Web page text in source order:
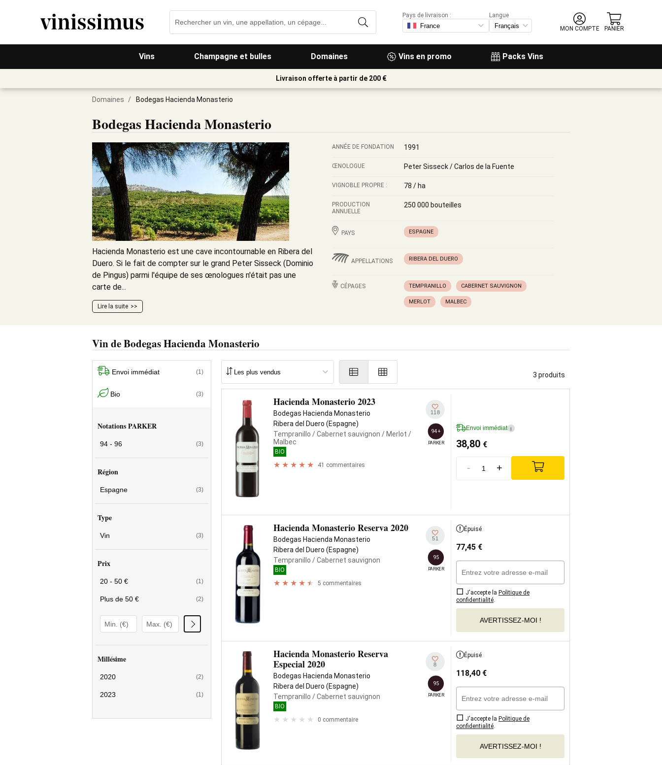
Vins Champagne et bulles Domaines Vins en promo Packs Vins
Pays de livraison :
Langue
MON COMPTE
PANIER
Livraison offerte à partir de 200 €
Domaines / Bodegas Hacienda Monasterio
Bodegas Hacienda Monasterio
Hacienda Monasterio est une cave incontournable en Ribera del
Duero. Si le fait de compter sur le grand Peter Sisseck (Dominio
de Pingus) parmi l'équipe de ses œnologues n'était pas une
carte de...
Lire la suite
ANNÉE DE FONDATION 1991
ŒNOLOGUE Peter Sisseck / Carlos de la Fuente
VIGNOBLE PROPRE : 78 / ha
PRODUCTION
ANNUELLE
250 000 bouteilles
PAYS ESPAGNE
APPELLATIONS RIBERA DEL DUERO
CÉPAGES TEMPRANILLO CABERNET SAUVIGNON
MERLOT MALBEC
Vin de Bodegas Hacienda Monasterio
Envoi immédiat (1)
Bio (3)
Notations PARKER
94 - 96 (3)
Région
Espagne (3)
Type
Vin (3)
Prix
20 - 50 € (1)
Plus de 50 € (2)
Millésime
2020 (2)
2023 (1)
3 produits
Hacienda Monasterio 2023
Bodegas Hacienda Monasterio
Ribera del Duero (Espagne)
Tempranillo / Cabernet sauvignon / Merlot /
Malbec
BIO
41 commentaires
118
94+
PARKER
Envoi immédiat i
38,80 €
- +
Hacienda Monasterio Reserva 2020
Bodegas Hacienda Monasterio
Ribera del Duero (Espagne)
Tempranillo / Cabernet sauvignon
BIO
5 commentaires
51
95
PARKER
Épuisé
77,45 €
J'accepte la Politique de
confidentialité
AVERTISSEZ-MOI !
Hacienda Monasterio Reserva
Especial 2020
Bodegas Hacienda Monasterio
Ribera del Duero (Espagne)
Tempranillo / Cabernet sauvignon
BIO
0 commentaire
8
95
PARKER
Épuisé
118,40 €
J'accepte la Politique de
confidentialité
AVERTISSEZ-MOI !